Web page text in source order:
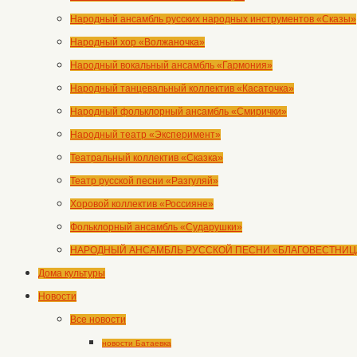
Народный ансамбль русских народных инструментов «Сказы»
Народный хор «Волжаночка»
Народный вокальный ансамбль «Гармония»
Народный танцевальный коллектив «Касаточка»
Народный фольклорный ансамбль «Смирички»
Народный театр «Эксперимент»
Театральный коллектив «Сказка»
Театр русской песни «Разгуляй»
Хоровой коллектив «Россияне»
Фольклорный ансамбль «Сударушки»
НАРОДНЫЙ АНСАМБЛЬ РУССКОЙ ПЕСНИ
Дома культуры
Новости
Все новости
новости Батаевка